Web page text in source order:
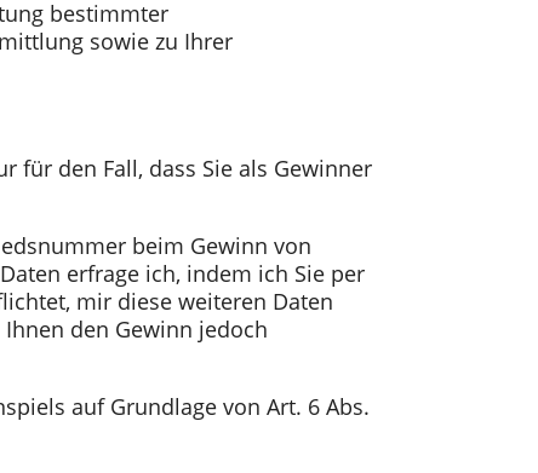
bestimmter
sowie zu Ihrer
für den Fall, dass Sie als Gewinner
beim Gewinn von
erfrage ich, indem ich Sie per
mir diese weiteren Daten
den Gewinn jedoch
auf Grundlage von Art. 6 Abs.